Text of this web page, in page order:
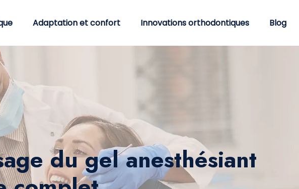
Adaptation et confort Innovations orthodontiques Blog
du gel anesthésiant